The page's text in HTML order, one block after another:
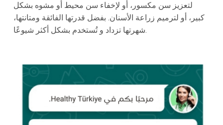
لتعزيز سن مكسور، أو لإخفاء سن محيط أو مشوه بشكل
كبير، أو لترميم زراعة الأسنان. بفضل قدرتها الفائقة ومتانتها،
شهرتها تزداد و تُستخدم بشكل أكثر شيوعًا.